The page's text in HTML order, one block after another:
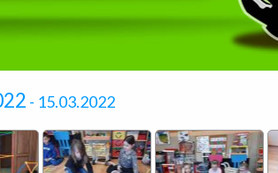
- 15.03.2022